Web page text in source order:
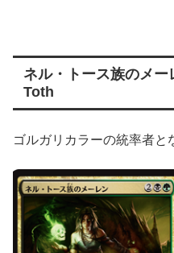
ネル・トース族のメ
Toth
ゴルガリカラーの統率者と